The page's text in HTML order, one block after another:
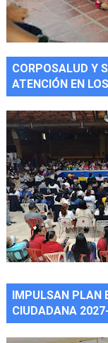
CORPOSALUD Y
ATENCIÓN EN
IMPULSAN PLAN
CIUDADANA